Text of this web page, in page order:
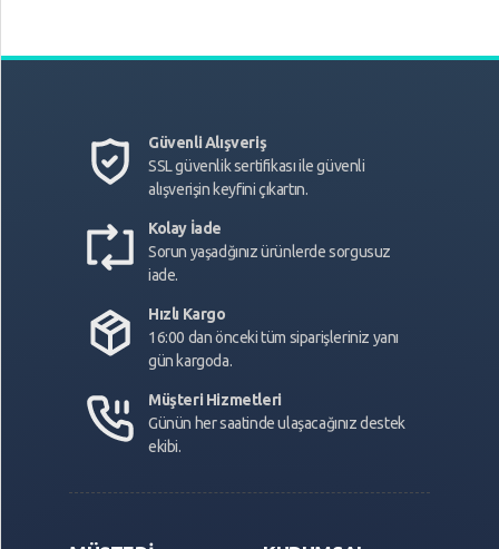
Güvenli Alışveriş
SSL güvenlik sertifikası ile güvenli
alışverişin keyfini çıkartın.
Kolay İade
Sorun yaşadğınız ürünlerde sorgusuz
iade.
Hızlı Kargo
16:00 dan önceki tüm siparişleriniz yanı
gün kargoda.
Müşteri Hizmetleri
Günün her saatinde ulaşacağınız destek
ekibi.